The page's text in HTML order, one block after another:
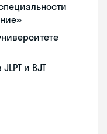
и BJT